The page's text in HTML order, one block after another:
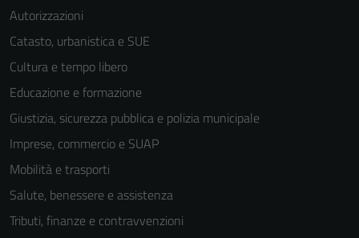
Autorizzazioni
Catasto, urbanistica e SUE
Cultura e tempo libero
Educazione e formazione
Giustizia, sicurezza pubblica e polizia municipale
Imprese, commercio e SUAP
Mobilità e trasporti
Salute, benessere e assistenza
Tributi, finanze e contravvenzioni